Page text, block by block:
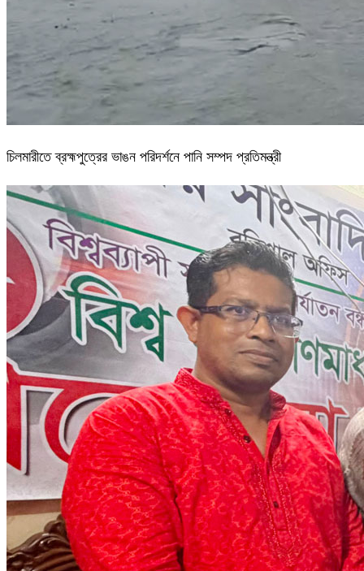
চিলমারীতে ব্রহ্মপুত্রের ভাঙন পরিদর্শনে পানি সম্পদ প্রতিমন্ত্রী